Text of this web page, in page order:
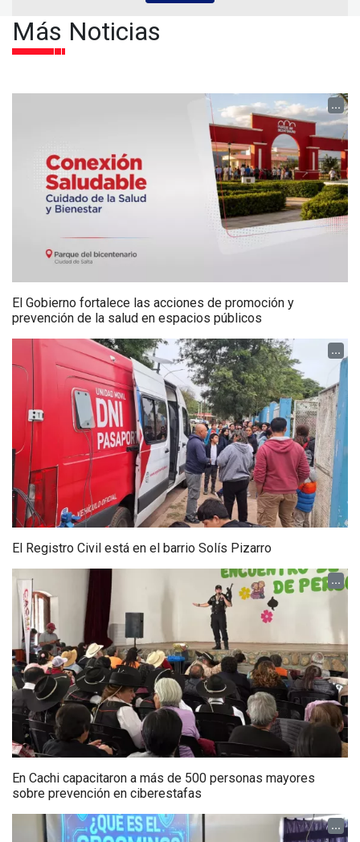
Más Noticias
...
El Gobierno fortalece las acciones de promoción y
prevención de la salud en espacios públicos
...
El Registro Civil está en el barrio Solís Pizarro
...
En Cachi capacitaron a más de 500 personas mayores
sobre prevención en ciberestafas
...